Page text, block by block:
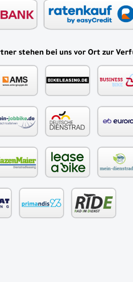
stehen bei uns vor Ort zur